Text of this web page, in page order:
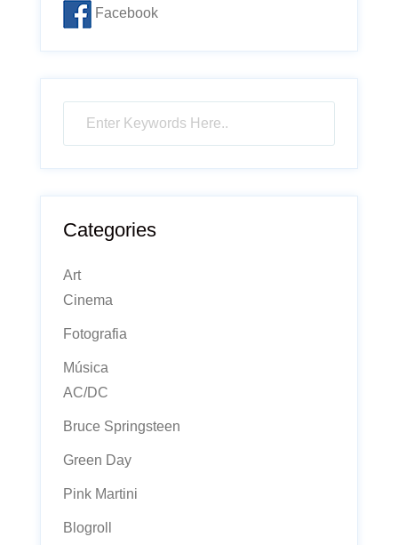
Facebook
Categories
Art
Cinema
Fotografia
Música
AC/DC
Bruce Springsteen
Green Day
Pink Martini
Blogroll